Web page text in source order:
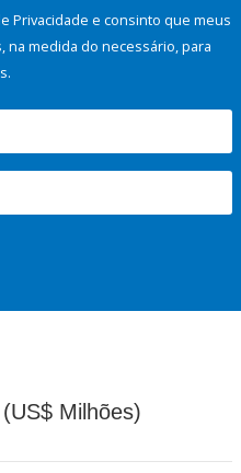
Privacidade e consinto que meus
medida do necessário, para
Milhões)